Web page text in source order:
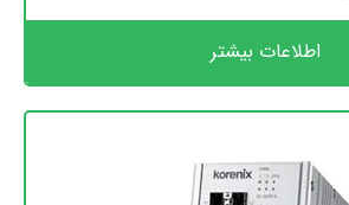
اطلاعات بیشتر